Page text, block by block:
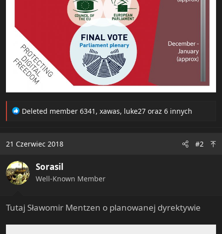
R
t
o
n
s
Deleted member 6341 , xawas, luke27 oraz 6 innych
21 Czerwiec 2018 #2
Sorasil
Well-Known Member
Tutaj Sławomir Mentzen o planowanej dyrektywie